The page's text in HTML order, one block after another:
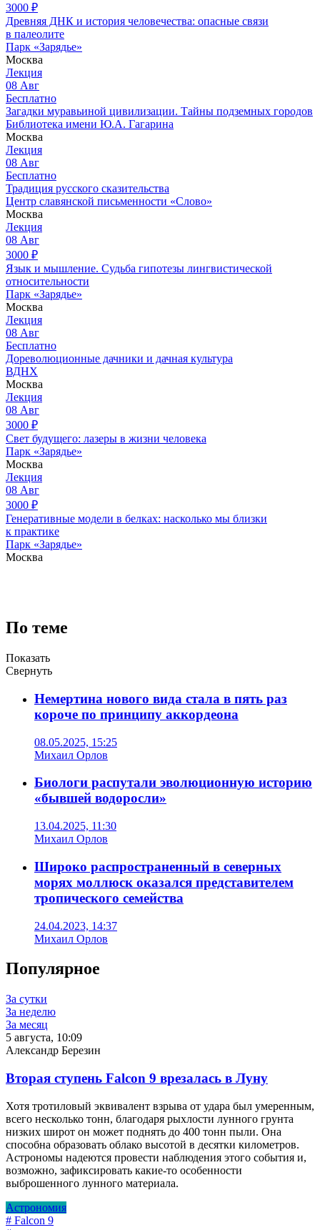
3000 ₽
Древняя ДНК и история человечества: опасные связи
в палеолите
Парк «Зарядье»
Москва
Лекция
08 Авг
Бесплатно
Загадки муравьиной цивилизации. Тайны подземных городов
Библиотека имени Ю.А. Гагарина
Москва
Лекция
08 Авг
Бесплатно
Традиция русского сказительства
Центр славянской письменности «Слово»
Москва
Лекция
08 Авг
3000 ₽
Язык и мышление. Судьба гипотезы лингвистической
относительности
Парк «Зарядье»
Москва
Лекция
08 Авг
Бесплатно
Дореволюционные дачники и дачная культура
ВДНХ
Москва
Лекция
08 Авг
3000 ₽
Свет будущего: лазеры в жизни человека
Парк «Зарядье»
Москва
Лекция
08 Авг
3000 ₽
Генеративные модели в белках: насколько мы близки
к практике
Парк «Зарядье»
Москва
По теме
Показать
Свернуть
Немертина нового вида стала в пять раз
короче по принципу аккордеона
08.05.2025, 15:25
Михаил Орлов
Биологи распутали эволюционную историю
«бывшей водоросли»
13.04.2025, 11:30
Михаил Орлов
Широко распространенный в северных
морях моллюск оказался представителем
тропического семейства
24.04.2023, 14:37
Михаил Орлов
Популярное
За сутки
За неделю
За месяц
5 августа, 10:09
Александр Березин
Вторая ступень Falcon 9 врезалась в Луну
Хотя тротиловый эквивалент взрыва от удара был умеренным,
всего несколько тонн, благодаря рыхлости лунного грунта
низких широт он может поднять до 400 тонн пыли. Она
способна образовать облако высотой в десятки километров.
Астрономы надеются провести наблюдения этого события и,
возможно, зафиксировать какие-то особенности
выброшенного лунного материала.
Астрономия
# Falcon 9